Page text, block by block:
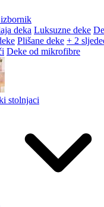
deka Luksuzne deke
Plišane deke + 2
Deke od mikrofibre
stolnjaci